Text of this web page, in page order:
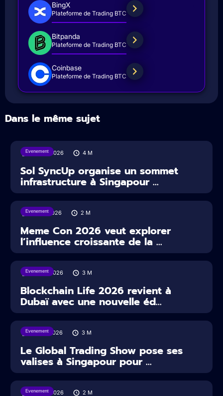
BingX
Plateforme de Trading BTC
Bitpanda
Plateforme de Trading BTC
Coinbase
Plateforme de Trading BTC
Dans le même sujet
Evenement
03/08/2026 4 M
Sol SyncUp organise un sommet
infrastructure à Singapour ...
Evenement
10/07/2026 2 M
Meme Con 2026 veut explorer
l’influence croissante de la ...
Evenement
09/07/2026 3 M
Blockchain Life 2026 revient à
Dubaï avec une nouvelle éd...
Evenement
07/07/2026 3 M
Le Global Trading Show pose ses
valises à Singapour pour ...
Evenement
26/06/2026 2 M